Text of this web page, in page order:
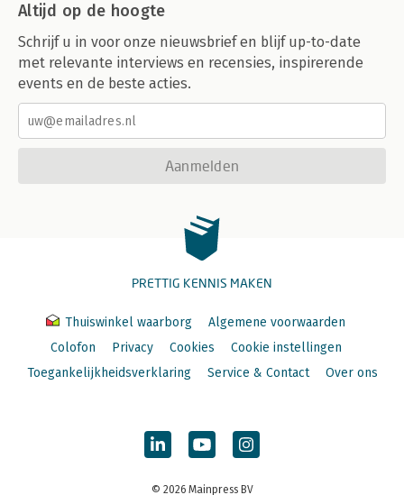
Altijd op de hoogte
Schrijf u in voor onze nieuwsbrief en blijf up-to-date
met relevante interviews en recensies, inspirerende
events en de beste acties.
Aanmelden
PRETTIG KENNIS MAKEN
Thuiswinkel waarborg
Algemene voorwaarden
Colofon
Privacy Cookies
Cookie instellingen
Toegankelijkheidsverklaring
Service & Contact Over ons
© 2026 Mainpress BV